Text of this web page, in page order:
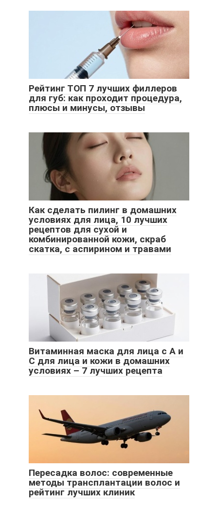
Рейтинг ТОП 7 лучших филлеров
для губ: как проходит процедура,
плюсы и минусы, отзывы
Как сделать пилинг в домашних
условиях для лица, 10 лучших
рецептов для сухой и
комбинированной кожи, скраб
скатка, с аспирином и травами
Витаминная маска для лица с A и
С для лица и кожи в домашних
условиях – 7 лучших рецепта
Пересадка волос: современные
методы трансплантации волос и
рейтинг лучших клиник